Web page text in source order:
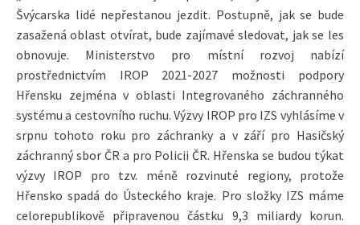
Švýcarska lidé nepřestanou jezdit. Postupně, jak se bude
zasažená oblast otvírat, bude zajímavé sledovat, jak se les
obnovuje. Ministerstvo pro místní rozvoj nabízí
prostřednictvím IROP 2021-2027 možnosti podpory
Hřensku zejména v oblasti Integrovaného záchranného
systému a cestovního ruchu. Výzvy IROP pro IZS vyhlásíme v
srpnu tohoto roku pro záchranky a v září pro Hasičský
záchranný sbor ČR a pro Policii ČR. Hřenska se budou týkat
výzvy IROP pro tzv. méně rozvinuté regiony, protože
Hřensko spadá do Ústeckého kraje. Pro složky IZS máme
celorepublikově připravenou částku 9,3 miliardy korun.